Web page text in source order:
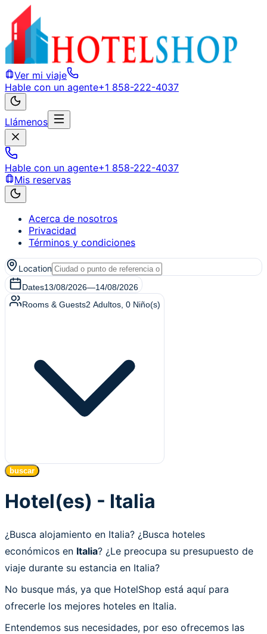
Ver mi viaje
Hable con un agente+1 858-222-4037
Llámenos
Hable con un agente+1 858-222-4037
Mis reservas
Acerca de nosotros
Privacidad
Términos y condiciones
Location
Dates13/08/2026—14/08/2026
Rooms & Guests2 Adultos 0 Niño(s)
buscar
Hotel(es) - Italia
¿Busca alojamiento en Italia? ¿Busca hoteles
económicos en Italia? ¿Le preocupa su presupuesto de
viaje durante su estancia en Italia?
No busque más, ya que HotelShop está aquí para
ofrecerle los mejores hoteles en Italia.
Entendemos sus necesidades, por eso ofrecemos las